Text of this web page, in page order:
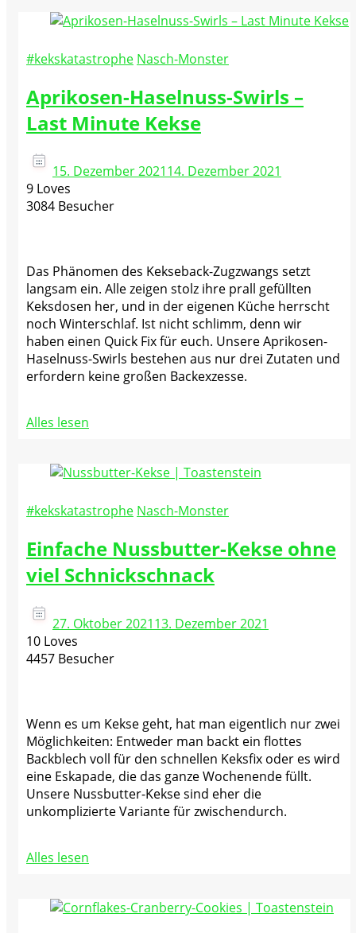
#kekskatastrophe Nasch-Monster
Aprikosen-Haselnuss-Swirls –
Last Minute Kekse
15. Dezember 202114. Dezember 2021
9 Loves
3084 Besucher
Das Phänomen des Kekseback-Zugzwangs setzt
langsam ein. Alle zeigen stolz ihre prall gefüllten
Keksdosen her, und in der eigenen Küche herrscht
noch Winterschlaf. Ist nicht schlimm, denn wir
haben einen Quick Fix für euch. Unsere Aprikosen-
Haselnuss-Swirls bestehen aus nur drei Zutaten und
erfordern keine großen Backexzesse.
Alles lesen
#kekskatastrophe Nasch-Monster
Einfache Nussbutter-Kekse ohne
viel Schnickschnack
27. Oktober 202113. Dezember 2021
10 Loves
4457 Besucher
Wenn es um Kekse geht, hat man eigentlich nur zwei
Möglichkeiten: Entweder man backt ein flottes
Backblech voll für den schnellen Keksfix oder es wird
eine Eskapade, die das ganze Wochenende füllt.
Unsere Nussbutter-Kekse sind eher die
unkomplizierte Variante für zwischendurch.
Alles lesen